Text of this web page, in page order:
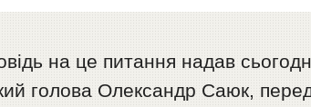
на це питання надав
голова Олександр Саюк,